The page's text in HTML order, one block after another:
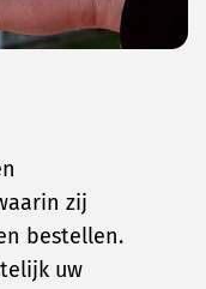
zij
bestellen.
uw